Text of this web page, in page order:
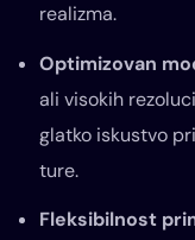
realizma.
Optimizovan
ali visokih
glatko iskustvo
ture.
Fleksibilnost